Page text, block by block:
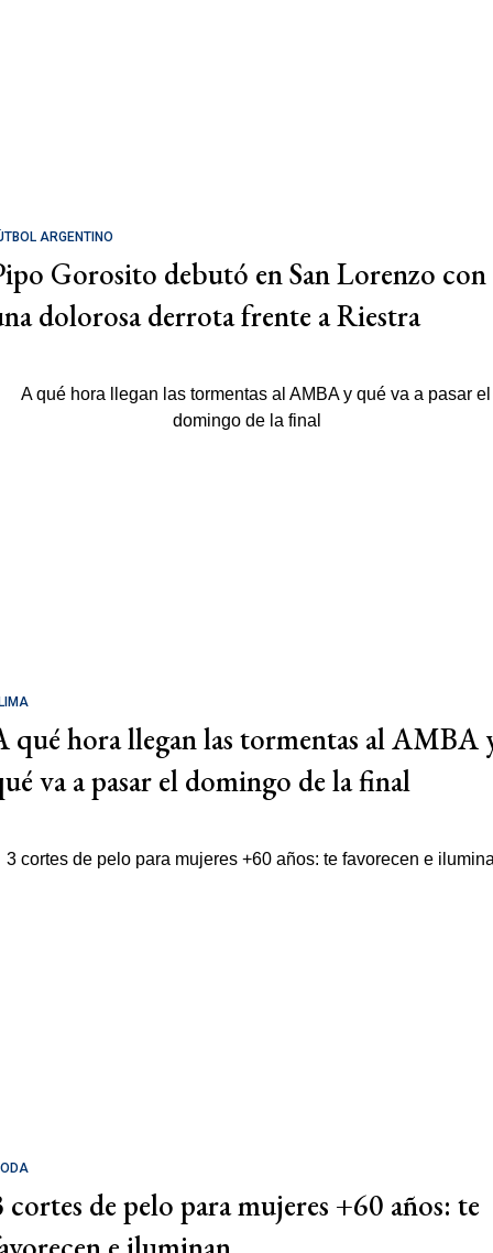
ARGENTINO
Gorosito debutó en San Lorenzo con
dolorosa derrota frente a Riestra
qué hora llegan las tormentas al AMBA
va a pasar el domingo de la final
cortes de pelo para mujeres +60 años: te